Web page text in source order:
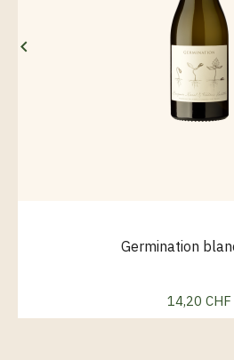
Germination
Preis
14,20 CHF
